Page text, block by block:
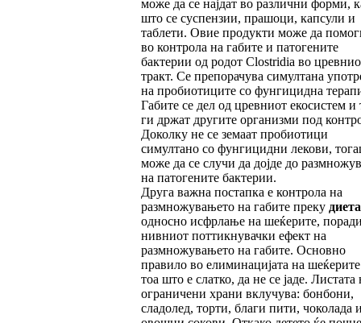
може да се најдат во различни форми,
што се суспензии, прашоци, капсули и
таблети. Овие продукти може да
во контрола на габите и патогените
бактерии од родот Clostridia во
тракт. Се препорачува симултана
на пробиотиците со фунгицидна
Габите се дел од цревниот екосистем и
ги држат другите организми под
Доколку не се земаат пробиотици
симултано со фунгицидни лекови,
може да се случи да дојде до
на патогените бактерии.
Друга важна постапка е контрола на
размножувањето на габите преку диета
односно исфрлање на шеќерите,
нивниот поттикнувачки ефект на
размножувањето на габите. Основно
правило во елиминацијата на
тоа што е слатко, да не се јаде. Листата
ограничени храни вклучува: бонбони,
сладолед, торти, благи пити, чоколада